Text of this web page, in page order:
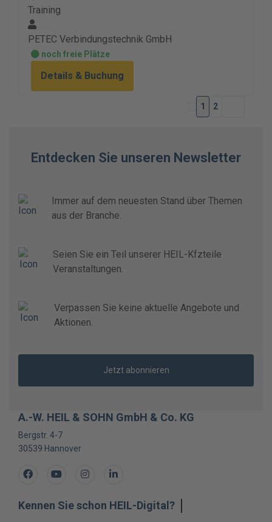
Training
PETEC Verbindungstechnik GmbH
noch freie Plätze
Details & Buchung
1 2
Entdecken Sie unseren Newsletter
Immer auf dem neuesten Stand über Themen
aus der Branche.
Seien Sie ein Teil unserer HEIL-Kfzteile
Veranstaltungen.
Verpassen Sie keine aktuelle Angebote und
Aktionen.
Jetzt abonnieren
A.-W. HEIL & SOHN GmbH & Co. KG
Bergstr. 4-7
30539 Hannover
FacebookYoutubeInstagramLinkedIn
Kennen Sie schon HEIL-Digital?